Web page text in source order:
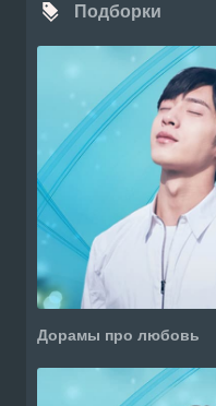
Подборки
Дорамы про любовь